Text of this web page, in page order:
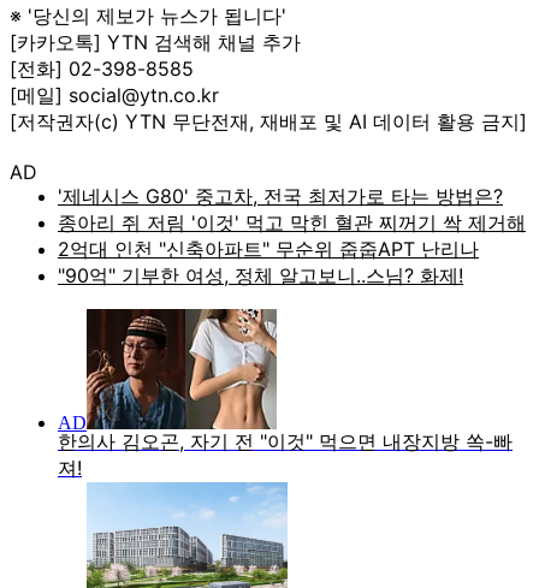
※ '당신의 제보가 뉴스가 됩니다'
[카카오톡] YTN 검색해 채널 추가
[전화] 02-398-8585
[메일] social@ytn.co.kr
[저작권자(c) YTN 무단전재, 재배포 및 AI 데이터 활용 금지]
AD